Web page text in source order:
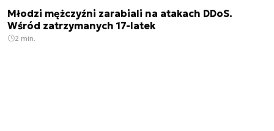
Młodzi mężczyźni zarabiali na atakach DDoS.
Wśród zatrzymanych 17-latek
2 min.